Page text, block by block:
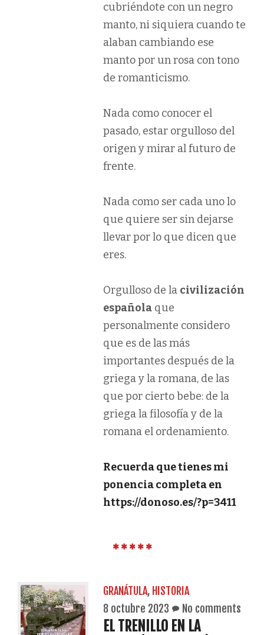
cubriéndote con un negro
manto, ni siquiera cuando te
alaban cambiando ese
manto por un rosa con tono
de romanticismo.
Nada como conocer el
pasado, estar orgulloso del
origen y mirar al futuro de
frente.
Nada como ser cada uno lo
que quiere ser sin dejarse
llevar por lo que dicen que
eres.
Orgulloso de la civilización
española que
personalmente considero
que es de las más
importantes después de la
griega y la romana, de las
que por cierto bebe: de la
griega la filosofía y de la
romana el ordenamiento.
Recuerda que tienes mi
ponencia completa en
https://donoso.es/?p=3411
GRANÁTULA, HISTORIA
8 octubre 2023
No comments
EL TRENILLO EN LA